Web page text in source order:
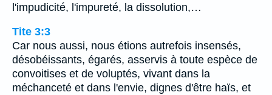
l'impudicité, l'impureté, la dissolution,…
Tite 3:3
Car nous aussi, nous étions autrefois insensés,
désobéissants, égarés, asservis à toute espèce de
convoitises et de voluptés, vivant dans la
méchanceté et dans l'envie, dignes d'être haïs, et